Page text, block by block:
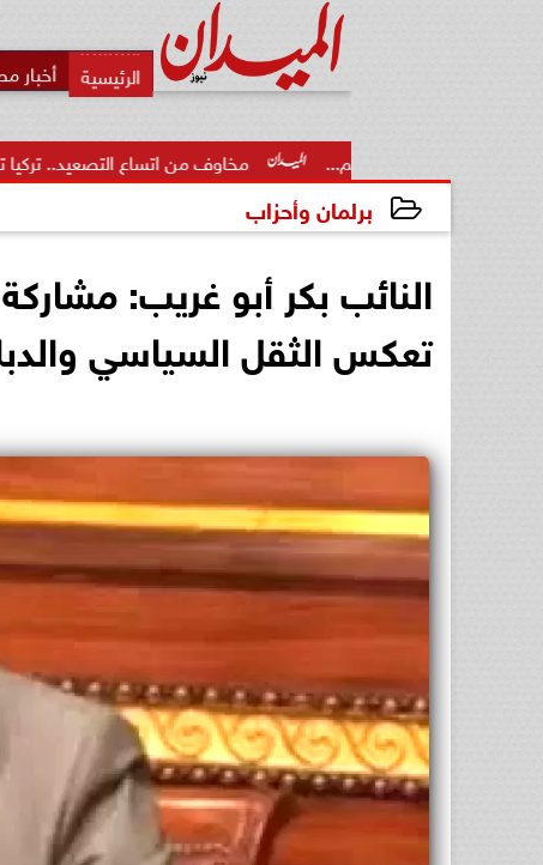
أخبار
مخاوف من اتساع التصعيد.. تركيا تشدد قيود عبور
برلمان وأحزاب
النائب بكر أبو غريب:
تعكس الثقل السياسي